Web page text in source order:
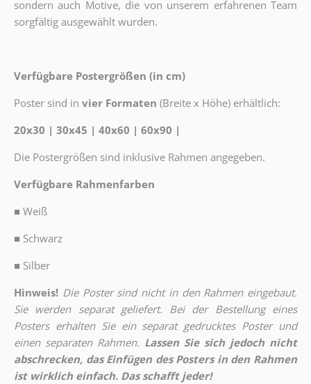
sondern auch Motive, die von unserem erfahrenen Team
sorgfältig ausgewählt wurden.
Verfügbare Postergrößen (in cm)
Poster sind in vier Formaten (Breite x Höhe) erhältlich:
20x30 | 30x45 | 40x60 | 60x90 |
Die Postergrößen sind inklusive Rahmen angegeben.
Verfügbare Rahmenfarben
■ Weiß
■ Schwarz
■ Silber
Hinweis! Die Poster sind nicht in den Rahmen eingebaut.
Sie werden separat geliefert. Bei der Bestellung eines
Posters erhalten Sie ein separat gedrucktes Poster und
einen separaten Rahmen. Lassen Sie sich jedoch nicht
abschrecken, das Einfügen des Posters in den Rahmen
ist wirklich einfach. Das schafft jeder!